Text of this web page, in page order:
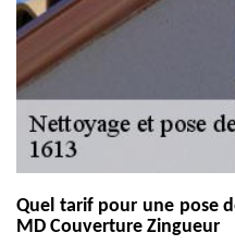
Quel tarif pour une pose
MD Couverture Zingueur